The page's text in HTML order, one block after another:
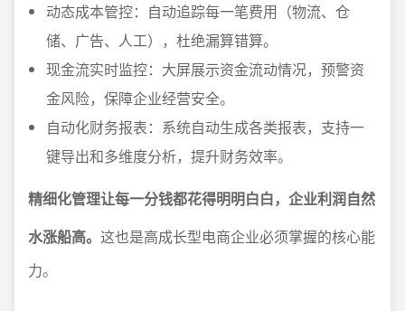
动态成本管控：自动追踪每一笔费用（物流、仓
储、广告、人工），杜绝漏算错算。
现金流实时监控：大屏展示资金流动情况，预警资
金风险，保障企业经营安全。
自动化财务报表：系统自动生成各类报表，支持一
键导出和多维度分析，提升财务效率。
精细化管理让每一分钱都花得明明白白，企业利润自然
水涨船高。 这也是高成长型电商企业必须掌握的核心能
力。